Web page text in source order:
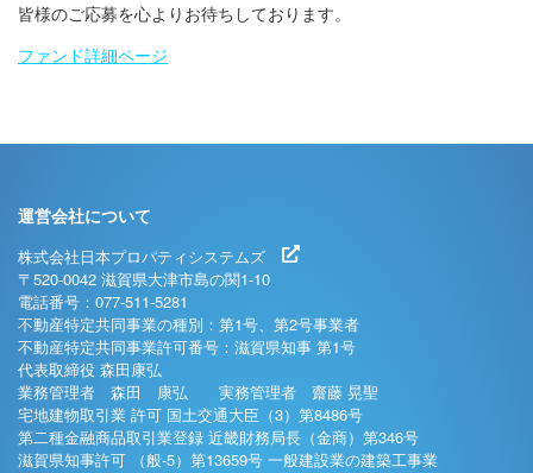
皆様のご応募を心よりお待ちしております。
ファンド詳細ページ
運営会社について
株式会社日本プロパティシステムズ
〒520-0042 滋賀県大津市島の関1-10
電話番号：077-511-5281
不動産特定共同事業の種別：第1号、第2号事業者
不動産特定共同事業許可番号：滋賀県知事 第1号
代表取締役 森田康弘
業務管理者 森田 康弘 実務管理者 齋藤 晃聖
宅地建物取引業 許可 国土交通大臣（3）第8486号
第二種金融商品取引業登録 近畿財務局長（金商）第346号
滋賀県知事許可 （般-5）第13659号 一般建設業の建築工事業